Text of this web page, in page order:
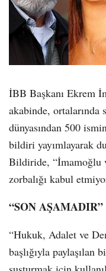
İBB Başkanı Ekrem
akabinde,
dünyasından 500
bildiri yayımlayarak
Bildiride, “İmamoğlu
zorbalığı kabul
“SON AŞAMADIR”
“Hukuk, Adalet ve
başlığıyla